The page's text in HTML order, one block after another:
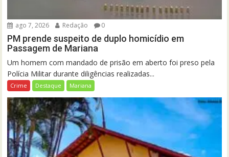
ago 7, 2026 Redação 0
PM prende suspeito de duplo homicídio em
Passagem de Mariana
Um homem com mandado de prisão em aberto foi preso pela
Polícia Militar durante diligências realizadas...
Crime Destaque Mariana